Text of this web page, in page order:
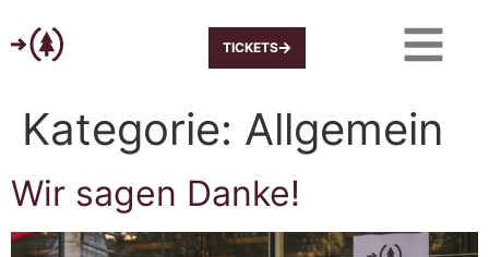
TICKETS
Kategorie: Allgemein
Wir sagen Danke!